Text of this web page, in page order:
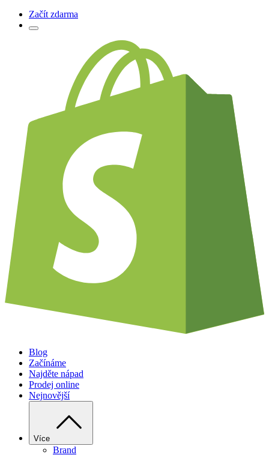
Začít zdarma
Blog
Začínáme
Najděte nápad
Prodej online
Nejnovější
Více
Brand